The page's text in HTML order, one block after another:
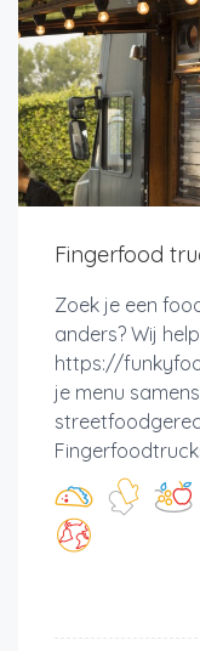
Fingerfood
Zoek je een
anders? Wij
https://
je menu